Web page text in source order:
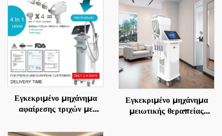
Εγκεκριμένο μηχάνημα
αφαίρεσης τριχών με
αντικαθιστώμενες επαφές,
Εγκεκριμένο μηχάνημα
μειωτικής θεραπείας